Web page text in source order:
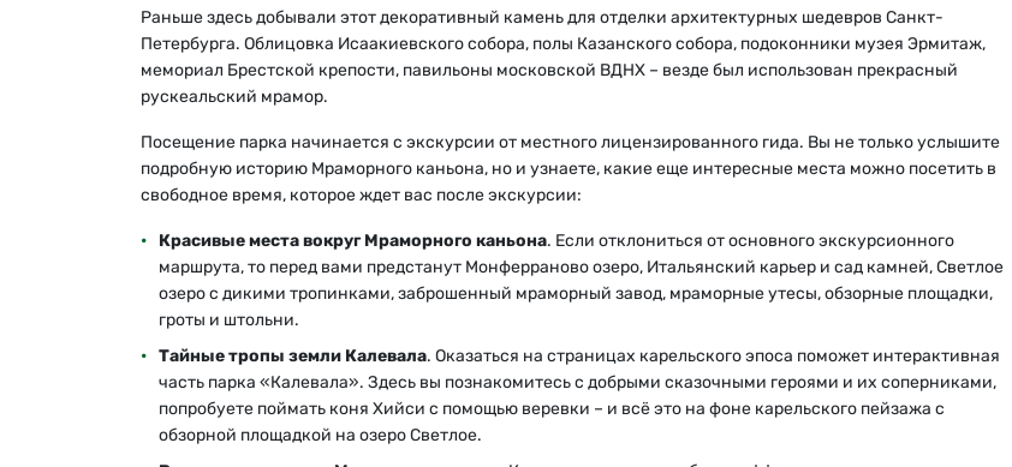
Раньше здесь добывали этот декоративный камень для отделки архитектурных шедевров Санкт-
Петербурга. Облицовка Исаакиевского собора, полы Казанского собора, подоконники музея Эрмитаж,
мемориал Брестской крепости, павильоны московской ВДНХ – везде был использован прекрасный
рускеальский мрамор.
Посещение парка начинается с экскурсии от местного лицензированного гида. Вы не только услышите
подробную историю Мраморного каньона, но и узнаете, какие еще интересные места можно посетить в
свободное время, которое ждет вас после экскурсии:
Красивые места вокруг Мраморного каньона. Если отклониться от основного экскурсионного
маршрута, то перед вами предстанут Монферраново озеро, Итальянский карьер и сад камней, Светлое
озеро с дикими тропинками, заброшенный мраморный завод, мраморные утесы, обзорные площадки,
гроты и штольни.
Тайные тропы земли Калевала. Оказаться на страницах карельского эпоса поможет интерактивная
часть парка «Калевала». Здесь вы познакомитесь с добрыми сказочными героями и их соперниками,
попробуете поймать коня Хийси с помощью веревки – и всё это на фоне карельского пейзажа с
обзорной площадкой на озеро Светлое.